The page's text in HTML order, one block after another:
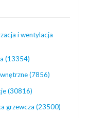
i wentylacja
(13354)
(7856)
(30816)
grzewcza (23500)